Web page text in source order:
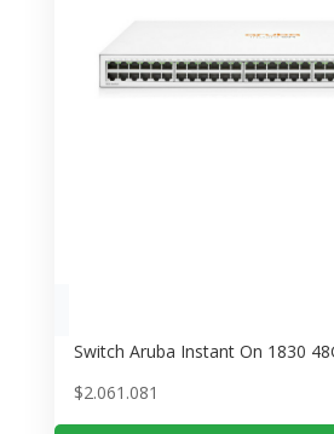
Switch Aruba Instant On 1830
$2.061.081